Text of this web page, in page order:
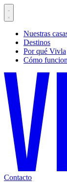
Nuestras
Destinos
Por qué Vivla
Cómo
Contacto